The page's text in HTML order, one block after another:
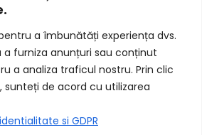
a îmbunătăți experiența dvs.
a furniza anunțuri sau conținut
a analiza traficul nostru. Prin clic
de acord cu utilizarea
si GDPR